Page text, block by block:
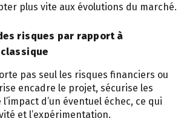
plus vite aux évolutions du marché.
risques par rapport à
pas seul les risques financiers ou
encadre le projet, sécurise les
d’un éventuel échec, ce qui
et l’expérimentation.